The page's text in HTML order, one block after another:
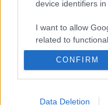
device identifiers in
I want to allow
related to
I want to allow
I want to allow
CONFIRM
Data Deletion